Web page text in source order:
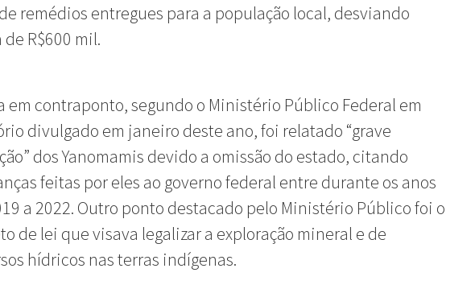
remédios entregues para a população local, desviando
de R$600 mil.
em contraponto, segundo o Ministério Público Federal em
divulgado em janeiro deste ano, foi relatado “grave
dos Yanomamis devido a omissão do estado, citando
feitas por eles ao governo federal entre durante os anos
a 2022. Outro ponto destacado pelo Ministério Público foi o
de lei que visava legalizar a exploração mineral e de
hídricos nas terras indígenas.